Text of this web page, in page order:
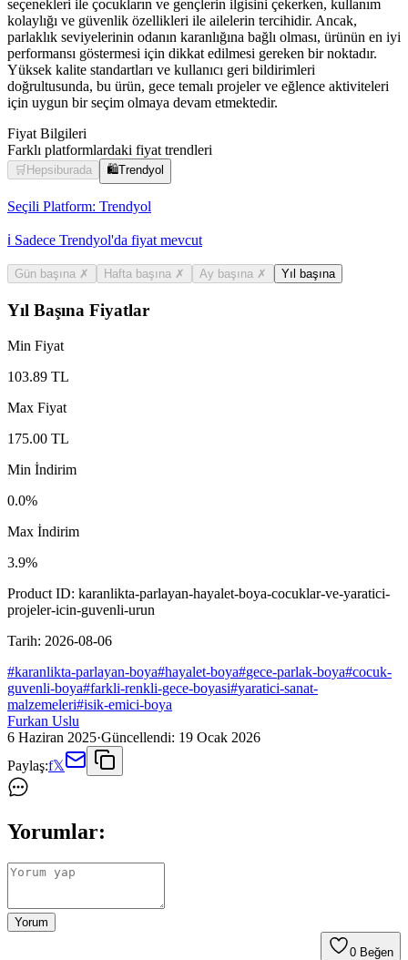
seçenekleri ile çocukların ve gençlerin ilgisini çekerken, kullanım
kolaylığı ve güvenlik özellikleri ile ailelerin tercihidir. Ancak,
parlaklık seviyelerinin odanın karanlığına bağlı olması, ürünün en iyi
performansı göstermesi için dikkat edilmesi gereken bir noktadır.
Yüksek kalite standartları ve kullanıcı geri bildirimleri
doğrultusunda, bu ürün, gece temalı projeler ve eğlence aktiviteleri
için uygun bir seçim olmaya devam etmektedir.
Fiyat Bilgileri
Farklı platformlardaki fiyat trendleri
🛒 Hepsiburada 🛍️Trendyol
Seçili Platform: Trendyol
ℹ️ Sadece Trendyol'da fiyat mevcut
Gün başına ✗ Hafta başına ✗ Ay başına ✗ Yıl başına
Yıl Başına Fiyatlar
Min Fiyat
103.89 TL
Max Fiyat
175.00 TL
Min İndirim
0.0%
Max İndirim
3.9%
Product ID: karanlikta-parlayan-hayalet-boya-cocuklar-ve-yaratici-
projeler-icin-guvenli-urun
Tarih: 2026-08-06
#karanlikta-parlayan-boya#hayalet-boya#gece-parlak-boya#cocuk-
guvenli-boya#farkli-renkli-gece-boyasi#yaratici-sanat-
malzemeleri#isik-emici-boya
Furkan Uslu
6 Haziran 2025·Güncellendi: 19 Ocak 2026
Paylaş:f𝕏
Yorumlar:
Yorum
0 Beğen